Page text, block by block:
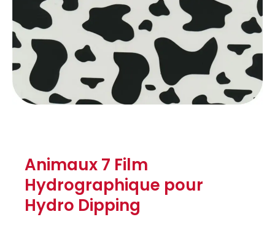
Animaux 7 Film
Hydrographique pour
Hydro Dipping